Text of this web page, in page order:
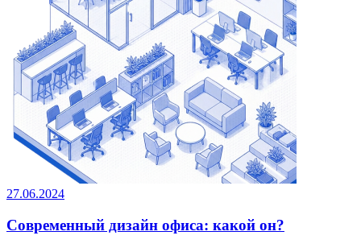
27.06.2024
Современный дизайн офиса: какой он?